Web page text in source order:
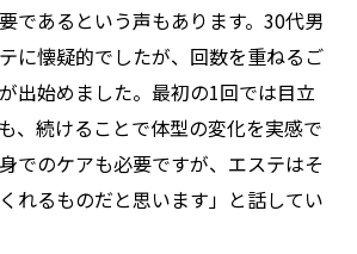
であるという声もあります。30代男
に懐疑的でしたが、回数を重ねるご
出始めました。最初の1回では目立
、続けることで体型の変化を実感で
でのケアも必要ですが、エステはそ
れるものだと思います」と話してい